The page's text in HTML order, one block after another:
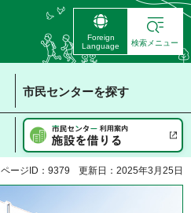
Foreign
Language
検索メニュー
市民センターを探す
ページID：9379 更新日：2025年3月25日